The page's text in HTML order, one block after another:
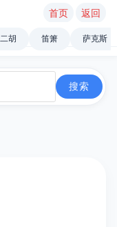
首页 返回
二胡 笛箫 萨克斯